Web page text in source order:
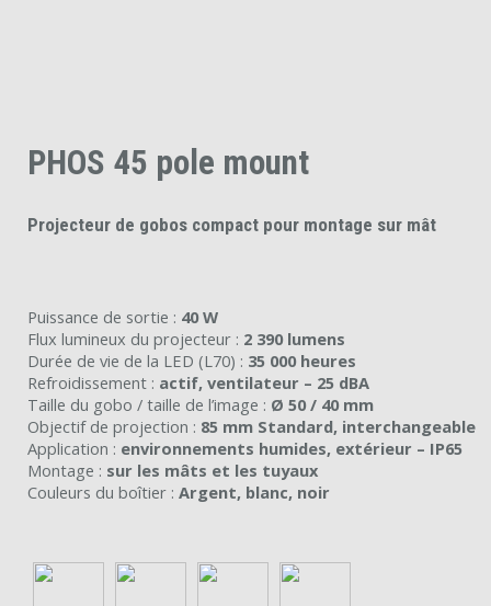
PHOS 45 pole mount
Projecteur de gobos compact pour montage sur mât
Puissance de sortie : 40 W
Flux lumineux du projecteur : 2 390 lumens
Durée de vie de la LED (L70) : 35 000 heures
Refroidissement : actif, ventilateur – 25 dBA
Taille du gobo / taille de l’image : Ø 50 / 40 mm
Objectif de projection : 85 mm Standard, interchangeable
Application : environnements humides, extérieur – IP65
Montage : sur les mâts et les tuyaux
Couleurs du boîtier : Argent, blanc, noir